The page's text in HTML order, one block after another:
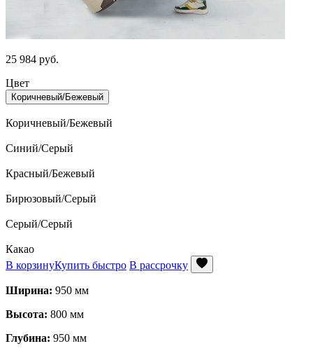
25 984 руб.
Цвет
Коричневый/Бежевый
Коричневый/Бежевый
Синий/Серый
Красный/Бежевый
Бирюзовый/Серый
Серый/Серый
Какао
В корзинуКупить быстро В рассрочку
Ширина: 950 мм
Высота: 800 мм
Глубина: 950 мм